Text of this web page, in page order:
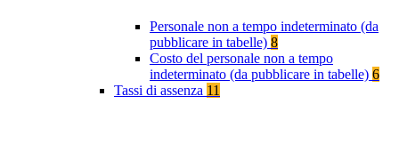
Personale non a tempo indeterminato (da
pubblicare in tabelle) 8
Costo del personale non a tempo
indeterminato (da pubblicare in tabelle) 6
Tassi di assenza 11